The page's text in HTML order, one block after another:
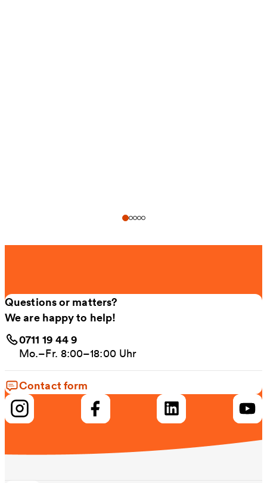
Questions or matters?
We are happy to help!
0711 19 44 9
Mo.–Fr. 8:00–18:00 Uhr
Contact form